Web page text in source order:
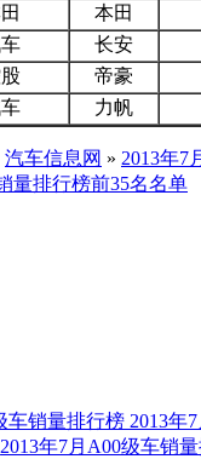
本田
长安
帝豪
力帆
汽车信息网 » 2013年7
量排行榜前35名名单
车销量排行榜 2013年
2013年7月A00级车销